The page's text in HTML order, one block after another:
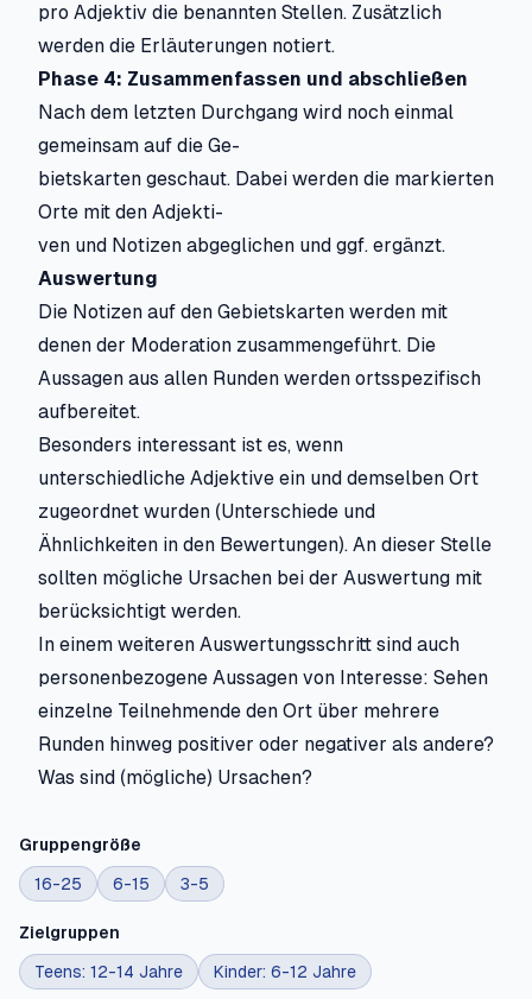
pro Adjektiv die benannten Stellen. Zusätzlich
werden die Erläuterungen notiert.
Phase 4: Zusammenfassen und abschließen
Nach dem letzten Durchgang wird noch einmal
gemeinsam auf die Ge-
bietskarten geschaut. Dabei werden die markierten
Orte mit den Adjekti-
ven und Notizen abgeglichen und ggf. ergänzt.
Auswertung
Die Notizen auf den Gebietskarten werden mit
denen der Moderation zusammengeführt. Die
Aussagen aus allen Runden werden ortsspezifisch
aufbereitet.
Besonders interessant ist es, wenn
unterschiedliche Adjektive ein und demselben Ort
zugeordnet wurden (Unterschiede und
Ähnlichkeiten in den Bewertungen). An dieser Stelle
sollten mögliche Ursachen bei der Auswertung mit
berücksichtigt werden.
In einem weiteren Auswertungsschritt sind auch
personenbezogene Aussagen von Interesse: Sehen
einzelne Teilnehmende den Ort über mehrere
Runden hinweg positiver oder negativer als andere?
Was sind (mögliche) Ursachen?
Gruppengröße
16-25 6-15 3-5
Zielgruppen
Teens: 12-14 Jahre Kinder: 6-12 Jahre